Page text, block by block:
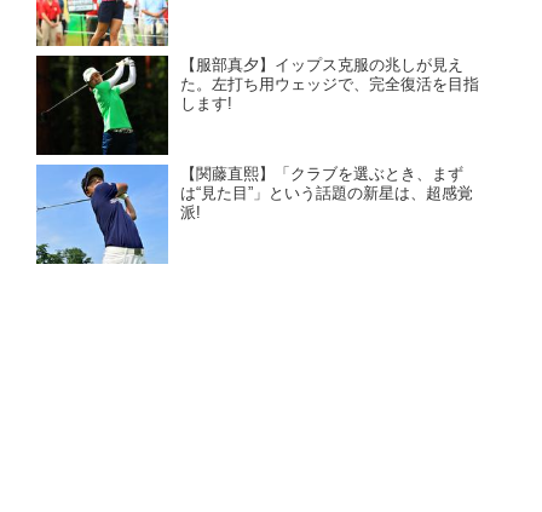
【服部真夕】イップス克服の兆しが見え
た。左打ち用ウェッジで、完全復活を目指
します!
【関藤直熙】「クラブを選ぶとき、まず
は“見た目”」という話題の新星は、超感覚
派!